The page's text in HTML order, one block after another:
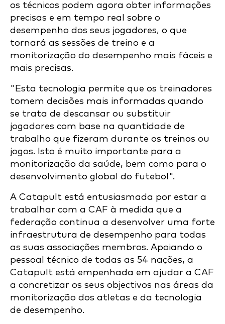
os técnicos podem agora obter informações
precisas e em tempo real sobre o
desempenho dos seus jogadores, o que
tornará as sessões de treino e a
monitorização do desempenho mais fáceis e
mais precisas.
"Esta tecnologia permite que os treinadores
tomem decisões mais informadas quando
se trata de descansar ou substituir
jogadores com base na quantidade de
trabalho que fizeram durante os treinos ou
jogos. Isto é muito importante para a
monitorização da saúde, bem como para o
desenvolvimento global do futebol".
A Catapult está entusiasmada por estar a
trabalhar com a CAF à medida que a
federação continua a desenvolver uma forte
infraestrutura de desempenho para todas
as suas associações membros. Apoiando o
pessoal técnico de todas as 54 nações, a
Catapult está empenhada em ajudar a CAF
a concretizar os seus objectivos nas áreas da
monitorização dos atletas e da tecnologia
de desempenho.